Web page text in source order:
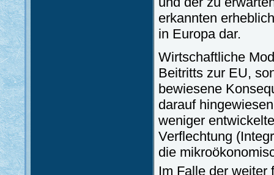
erkannten
in Europa dar.
Wirtschaftliche
Beitritts zur EU,
bewiesene
darauf
weniger
Verflechtung
die
Im Falle der weiter